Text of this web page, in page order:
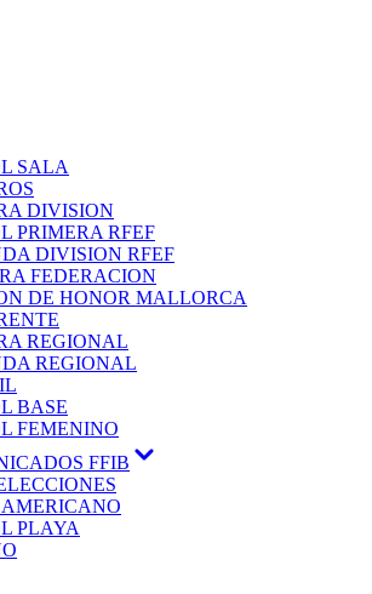
SALA
DIVISION
PRIMERA RFEF
DIVISION RFEF
FEDERACION
DE HONOR MALLORCA
REGIONAL
REGIONAL
BASE
FEMENINO
FFIB
PLAYA